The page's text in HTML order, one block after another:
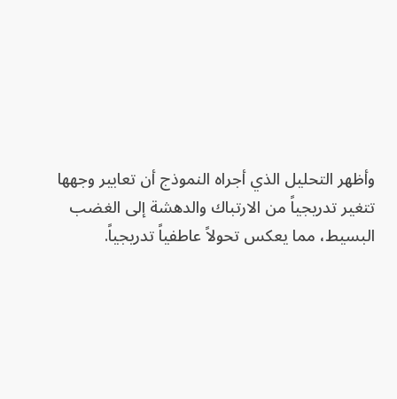
وأظهر التحليل الذي أجراه النموذج أن تعابير وجهها
تتغير تدريجياً من الارتباك والدهشة إلى الغضب
البسيط، مما يعكس تحولاً عاطفياً تدريجياً.